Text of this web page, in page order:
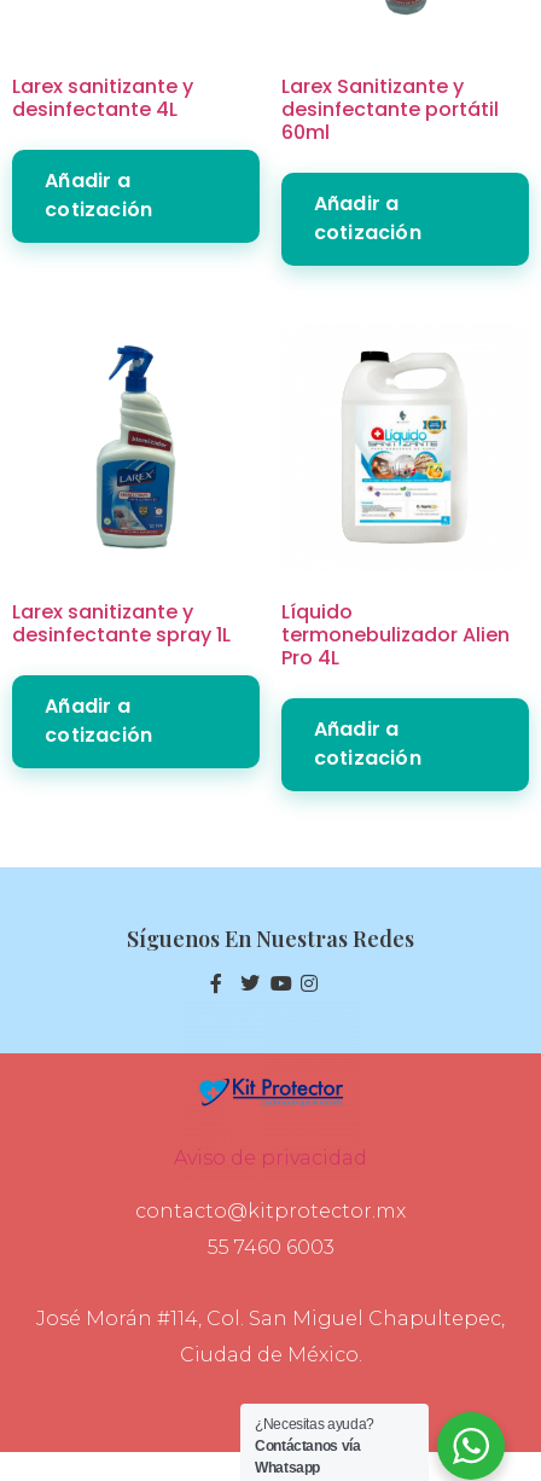
Larex sanitizante y
desinfectante 4L
Añadir a
cotización
Larex Sanitizante y
desinfectante portátil
60ml
Añadir a
cotización
Larex sanitizante y
desinfectante spray 1L
Añadir a
cotización
Líquido
termonebulizador Alien
Pro 4L
Añadir a
cotización
Síguenos En Nuestras Redes
Aviso de privacidad
contacto@kitprotector.mx
55 7460 6003
José Morán #114, Col. San Miguel Chapultepec,
Ciudad de México.
¿Necesitas ayuda?
Contáctanos vía
Whatsapp